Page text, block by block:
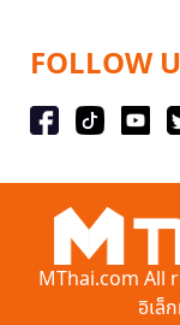
FOLLOW
MThai.com All
อิเล็